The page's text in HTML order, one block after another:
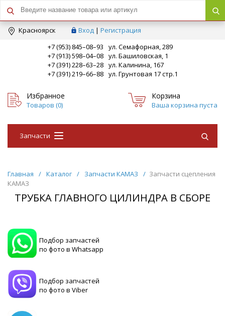
Краcноярск Вход | Регистрация
+7 (953) 845–08–93
ул. Семафорная, 289
+7 (913) 598–04–08 ул. Башиловская, 1
+7 (391) 228–63–28 ул. Калинина, 167
+7 (391) 219–66–88 ул. Грунтовая 17 стр.1
Избранное
Товаров (0)
Корзина
Ваша корзина пуста
Запчасти
Главная / Каталог / Запчасти КАМАЗ / Запчасти сцепления
КАМАЗ
ТРУБКА ГЛАВНОГО ЦИЛИНДРА В СБОРЕ
Подбор запчастей
по фото в Whatsapp
Подбор запчастей
по фото в Viber